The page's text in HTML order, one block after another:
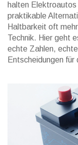
halten
praktikable
Haltbarkeit oft
Technik. Hier geht
echte Zahlen,
Entscheidungen